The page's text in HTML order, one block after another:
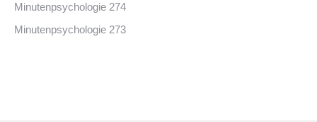
Minutenpsychologie 274
Minutenpsychologie 273